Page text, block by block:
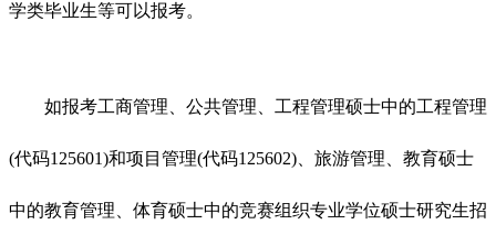
学类毕业生等可以报考。
如报考工商管理、公共管理、工程管理硕士中的工程管理
(代码125601)和项目管理(代码125602)、旅游管理、教育硕士
中的教育管理、体育硕士中的竞赛组织专业学位硕士研究生招